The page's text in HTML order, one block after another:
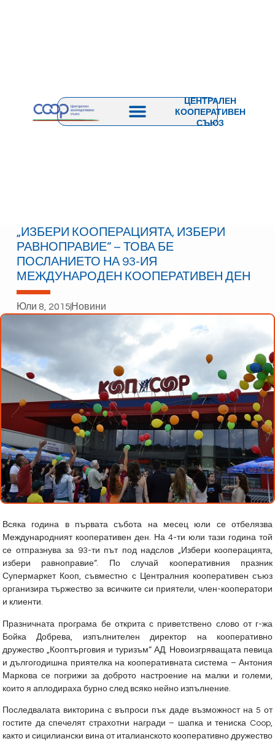
ЦЕНТРАЛЕН
КООПЕРАТИВЕН
СЪЮЗ
„ИЗБЕРИ КООПЕРАЦИЯТА, ИЗБЕРИ
РАВНОПРАВИЕ“ – ТОВА БЕ
ПОСЛАНИЕТО НА 93-ИЯ
МЕЖДУНАРОДЕН КООПЕРАТИВЕН ДЕН
Юли 8, 2015Новини
Всяка година в първата събота на месец юли се отбелязва
Международният кооперативен ден. На 4-ти юли тази година той
се отпразнува за 93-ти път под надслов „Избери кооперацията,
избери равноправие“. По случай кооперативния празник
Супермаркет Кооп, съвместно с Централния кооперативен съюз
организира тържество за всичките си приятели, член-кооператори
и клиенти.
Празничната програма бе открита с приветствено слово от г-жа
Бойка Добрева, изпълнителен директор на кооперативно
дружество „Кооптърговия и туризъм“ АД. Новоизгряващата певица
и дългогодишна приятелка на кооперативната система – Антония
Маркова се погрижи за доброто настроение на малки и големи,
които я аплодираха бурно след всяко нейно изпълнение.
Последвалата викторина с въпроси пък даде възможност на 5 от
гостите да спечелят страхотни награди – шапка и тениска Coop,
както и сицилиански вина от италианското кооперативно дружество